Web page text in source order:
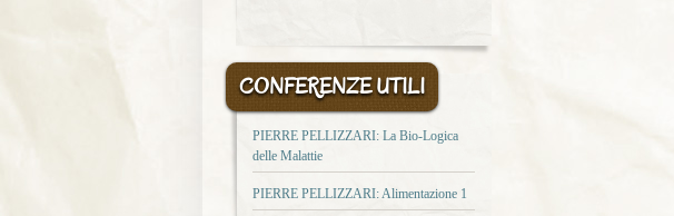
CONFERENZE UTILI
PIERRE PELLIZZARI: La Bio-Logica
delle Malattie
PIERRE PELLIZZARI: Alimentazione 1